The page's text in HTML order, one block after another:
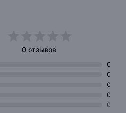
0 отзывов
0
0
0
0
0